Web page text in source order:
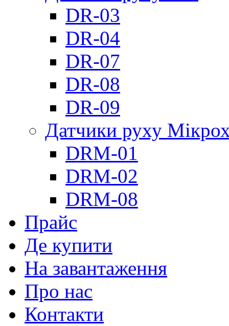
DR-03
DR-04
DR-07
DR-08
DR-09
Датчики руху
DRM-01
DRM-02
DRM-08
Прайс
Де купити
На завантаження
Про нас
Контакти